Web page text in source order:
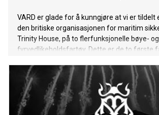
VARD er glade for å kunngjøre at vi er tildelt
den britiske organisasjonen for maritim
Trinity House, på to flerfunksjonelle bøye- og
fyrvedlikeholdsfartøy. Dette er de to første
overstiger 220 millioner euro.